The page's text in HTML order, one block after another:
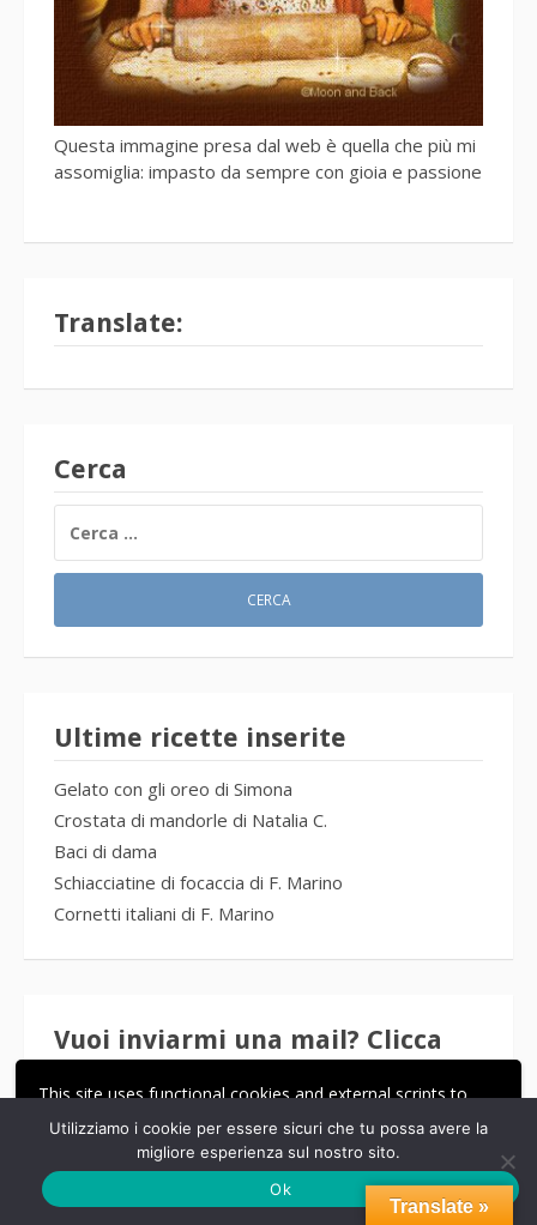
This site uses functional cookies and external scripts to
improve your experience.
LE MIE IMPOSTAZIONI
ACCETTA
Questa immagine presa dal web è quella che più mi
assomiglia: impasto da sempre con gioia e passione
Translate:
Cerca
PER:
Ultime ricette inserite
Gelato con gli oreo di Simona
Crostata di mandorle di Natalia C.
Baci di dama
Schiacciatine di focaccia di F. Marino
Cornetti italiani di F. Marino
Vuoi inviarmi una mail? Clicca
Terry
Translate »
Utilizziamo i cookie per essere sicuri che tu possa avere la
migliore esperienza sul nostro sito.
Ok